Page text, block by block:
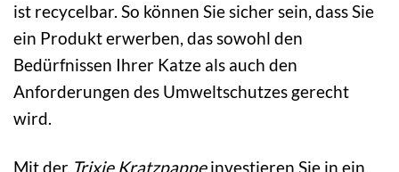
ist recycelbar. So können Sie sicher sein, dass Sie
ein Produkt erwerben, das sowohl den
Bedürfnissen Ihrer Katze als auch den
Anforderungen des Umweltschutzes gerecht
wird.
Mit der Trixie Kratzpappeinvestieren Sie in ein